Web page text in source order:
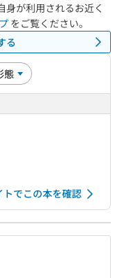
身が利用されるお近く
をご覧ください。
る
でこの本を確認